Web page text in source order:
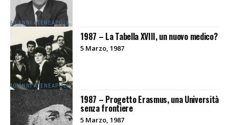
40 ANNI ATENEAPOLI
40 ANNI ATENEAPOLI
1987 – La Tabella XVIII, un nuovo medico?
5 Marzo, 1987
1987 – Progetto Erasmus, una Università
senza frontiere
5 Marzo, 1987